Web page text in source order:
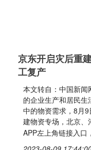
京东开启灾后重
工复产
本文转自：中国新
的企业生产和居民
中的物资需求，8月9
建物资专场，北京
APP左上角链接入口